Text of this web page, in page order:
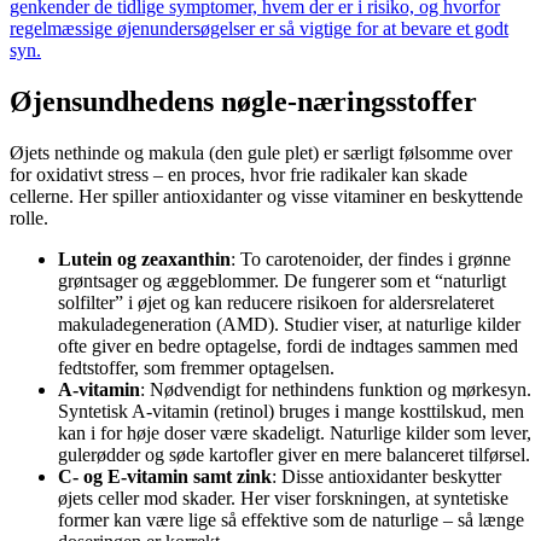
genkender de tidlige symptomer, hvem der er i risiko, og hvorfor
regelmæssige øjenundersøgelser er så vigtige for at bevare et godt
syn.
Øjensundhedens nøgle-næringsstoffer
Øjets nethinde og makula (den gule plet) er særligt følsomme over
for oxidativt stress – en proces, hvor frie radikaler kan skade
cellerne. Her spiller antioxidanter og visse vitaminer en beskyttende
rolle.
Lutein og zeaxanthin: To carotenoider, der findes i grønne
grøntsager og æggeblommer. De fungerer som et “naturligt
solfilter” i øjet og kan reducere risikoen for aldersrelateret
makuladegeneration (AMD). Studier viser, at naturlige kilder
ofte giver en bedre optagelse, fordi de indtages sammen med
fedtstoffer, som fremmer optagelsen.
A-vitamin: Nødvendigt for nethindens funktion og mørkesyn.
Syntetisk A-vitamin (retinol) bruges i mange kosttilskud, men
kan i for høje doser være skadeligt. Naturlige kilder som lever,
gulerødder og søde kartofler giver en mere balanceret tilførsel.
C- og E-vitamin samt zink: Disse antioxidanter beskytter
øjets celler mod skader. Her viser forskningen, at syntetiske
former kan være lige så effektive som de naturlige – så længe